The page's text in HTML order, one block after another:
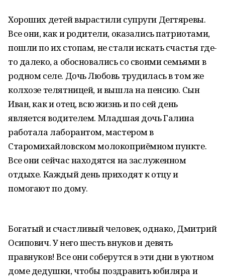
Хороших детей вырастили супруги Дегтяревы.
Все они, как и родители, оказались патриотами,
пошли по их стопам, не стали искать счастья где-
то далеко, а обосновались со своими семьями в
родном селе. Дочь Любовь трудилась в том же
колхозе телятницей, и вышла на пенсию. Сын
Иван, как и отец, всю жизнь и по сей день
является водителем. Младшая дочь Галина
работала лаборантом, мастером в
Старомихайловском молокоприёмном пункте.
Все они сейчас находятся на заслуженном
отдыхе. Каждый день приходят к отцу и
помогают по дому.
Богатый и счастливый человек, однако, Дмитрий
Осипович. У него шесть внуков и девять
правнуков! Все они соберутся в эти дни в уютном
доме дедушки, чтобы поздравить юбиляра и